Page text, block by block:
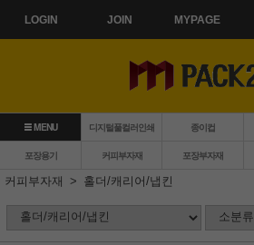
LOGIN JOIN MYPAGE
MENU 디지털풀컬러인쇄 종이컵
포장용기 커피부자재 포장부자재
커피부자재
홀더/캐리어/냅킨